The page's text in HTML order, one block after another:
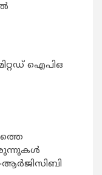
ഐപിഒ
ആര്‍ജിസിബി